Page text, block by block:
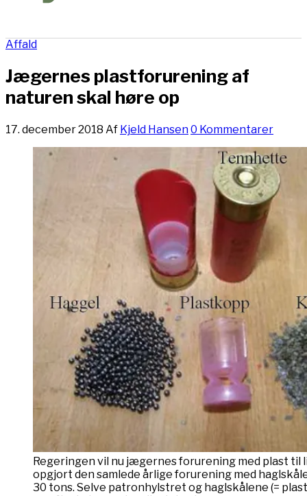
Affald
Jægernes plastforurening af
naturen skal høre op
17. december 2018 Af Kjeld Hansen0 Kommentarer
Regeringen vil nu jægernes forurening med plast til
opgjort den samlede årlige forurening med
30 tons. Selve patronhylstret og haglskålene (=